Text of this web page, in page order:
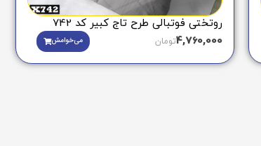
روتختی فوتبالی طرح تاج کبیر کد 742
4,760,000تومان می‌خوامش